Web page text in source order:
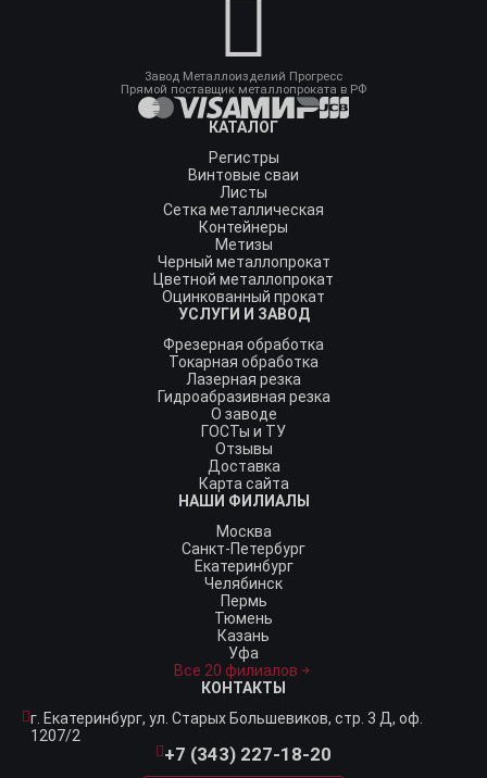
Завод Металлоизделий Прогресс
Прямой поставщик металлопроката в РФ
КАТАЛОГ
Регистры
Винтовые сваи
Листы
Сетка металлическая
Контейнеры
Метизы
Черный металлопрокат
Цветной металлопрокат
Оцинкованный прокат
УСЛУГИ И ЗАВОД
Фрезерная обработка
Токарная обработка
Лазерная резка
Гидроабразивная резка
О заводе
ГОСТы и ТУ
Отзывы
Доставка
Карта сайта
НАШИ ФИЛИАЛЫ
Москва
Санкт-Петербург
Екатеринбург
Челябинск
Пермь
Тюмень
Казань
Уфа
Все 20 филиалов
КОНТАКТЫ
г. Екатеринбург, ул. Старых Большевиков, стр. 3 Д, оф.
1207/2
+7 (343) 227-18-20